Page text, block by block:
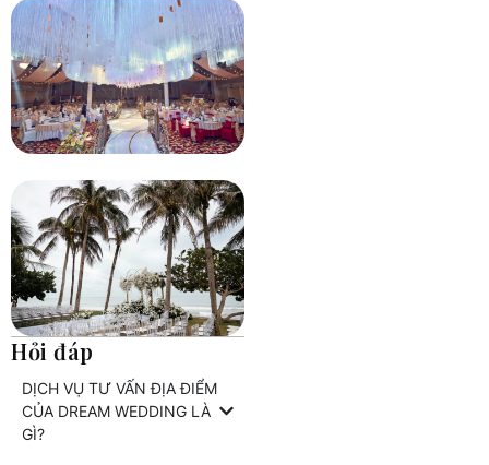
Hỏi đáp
DỊCH VỤ TƯ VẤN ĐỊA ĐIỂM
CỦA DREAM WEDDING LÀ
GÌ?